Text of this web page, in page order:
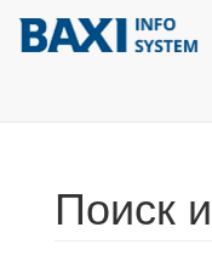
Поиск